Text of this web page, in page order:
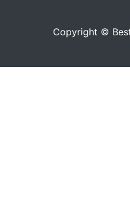
Copyright ©